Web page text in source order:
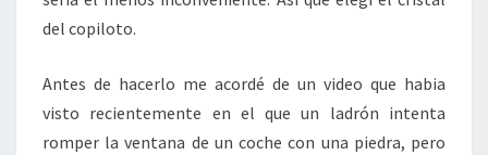
del copiloto.
Antes de hacerlo me acordé de un video que habia
visto recientemente en el que un ladrón intenta
romper la ventana de un coche con una piedra, pero